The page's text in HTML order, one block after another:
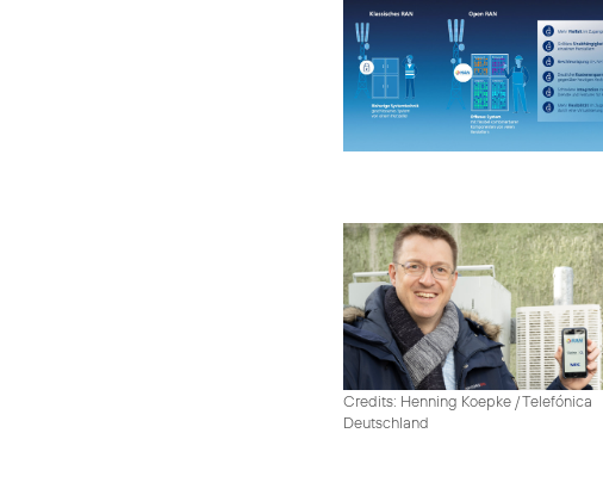
Credits: Henning Koepke / Telefónica
Deutschland